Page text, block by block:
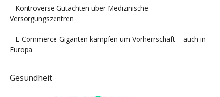
Kontroverse Gutachten über Medizinische
Versorgungszentren
E-Commerce-Giganten kämpfen um Vorherrschaft – auch in
Europa
Gesundheit